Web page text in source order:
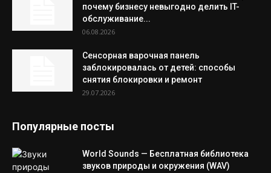
почему бизнесу невыгодно делить IT-
обслуживание...
06.08.2026
Сенсорная варочная панель
заблокировалась от детей: способы
снятия блокировки и ремонт
29.07.2026
Популярные посты
World Sounds — Бесплатная библиотека
звуков природы и окружения (WAV)